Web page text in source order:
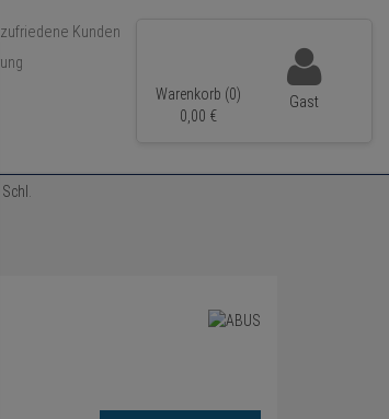
Kunden
Warenkorb (0)
0, 00 €
Gast